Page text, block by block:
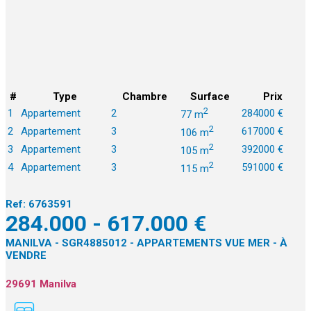
# Type Chambre Surface
Prix
1
Appartement 2 77 m2
284000 €
2
Appartement 3 106 m2
617000 €
3
Appartement 3 105 m2
392000 €
4
Appartement 3 115 m2 591000 €
Ref: 6763591
284.000 - 617.000 €
MANILVA - SGR4885012 - APPARTEMENTS VUE MER - À
VENDRE
29691 Manilva